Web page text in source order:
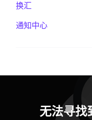
换汇
通知中心
无法寻找